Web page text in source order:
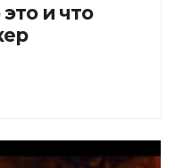
и что